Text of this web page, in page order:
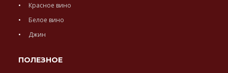
Красное вино
Белое вино
Джин
ПОЛЕЗНОЕ